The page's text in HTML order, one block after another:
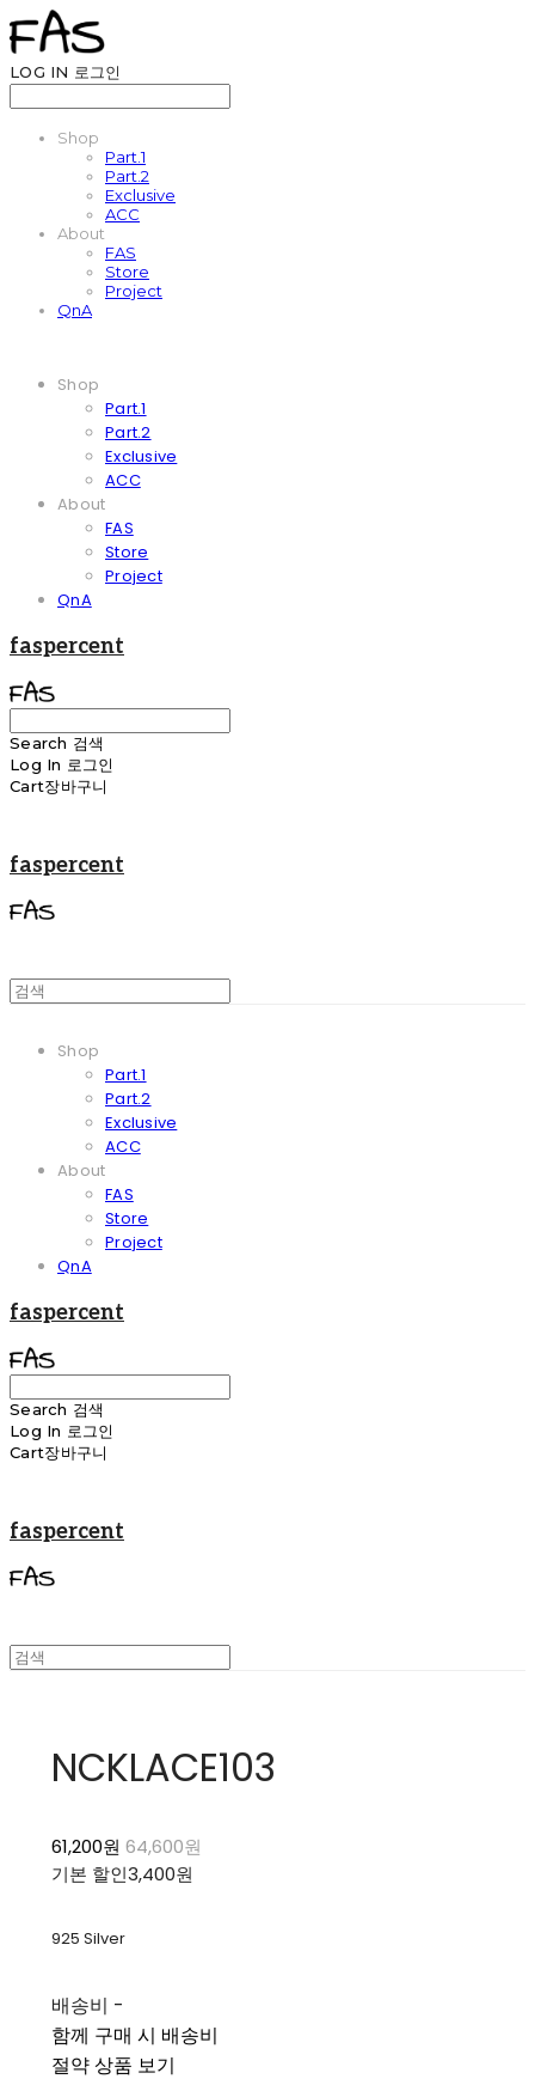
LOG IN 로그인
Shop
Part.1
Part.2
Exclusive
ACC
About
FAS
Store
Project
QnA
Shop
Part.1
Part.2
Exclusive
ACC
About
FAS
Store
Project
QnA
faspercent
Search 검색
Log In 로그인
Cart장바구니
faspercent
Shop
Part.1
Part.2
Exclusive
ACC
About
FAS
Store
Project
QnA
faspercent
Search 검색
Log In 로그인
Cart장바구니
faspercent
NCKLACE103
61,200원 64,600원
기본 할인3,400원
925 Silver
배송비 -
함께 구매 시 배송비
절약 상품 보기